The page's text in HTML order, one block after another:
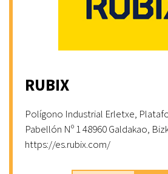
RUBIX
Polígono Industrial Erletxe,
Pabellón Nº 1 48960 Galdakao,
https://es.rubix.com/